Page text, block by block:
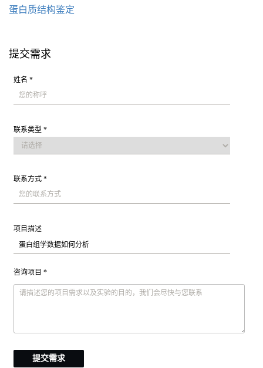
蛋白质结构鉴定
提交需求
姓名 *
联系类型 *
联系方式 *
项目描述
咨询项目 *
提交需求